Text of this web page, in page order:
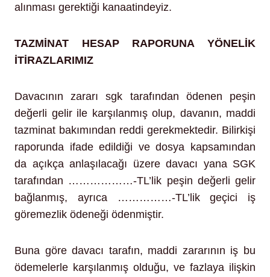
alınması gerektiği kanaatindeyiz.
TAZMİNAT HESAP RAPORUNA YÖNELİK
İTİRAZLARIMIZ
Davacının zararı sgk tarafından ödenen peşin
değerli gelir ile karşılanmış olup, davanın, maddi
tazminat bakımından reddi gerekmektedir. Bilirkişi
raporunda ifade edildiği ve dosya kapsamından
da açıkça anlaşılacağı üzere davacı yana SGK
tarafından ………………-TL’lik peşin değerli gelir
bağlanmış, ayrıca ……………-TL’lik geçici iş
göremezlik ödeneği ödenmiştir.
Buna göre davacı tarafın, maddi zararının iş bu
ödemelerle karşılanmış olduğu, ve fazlaya ilişkin